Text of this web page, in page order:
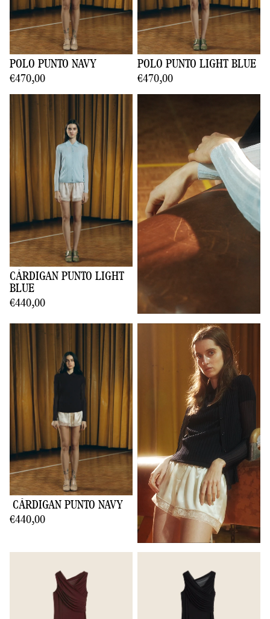
POLO PUNTO NAVY
€470,00
POLO PUNTO LIGHT BLUE
€470,00
CÁRDIGAN PUNTO LIGHT
BLUE
€440,00
CÁRDIGAN PUNTO NAVY
€440,00